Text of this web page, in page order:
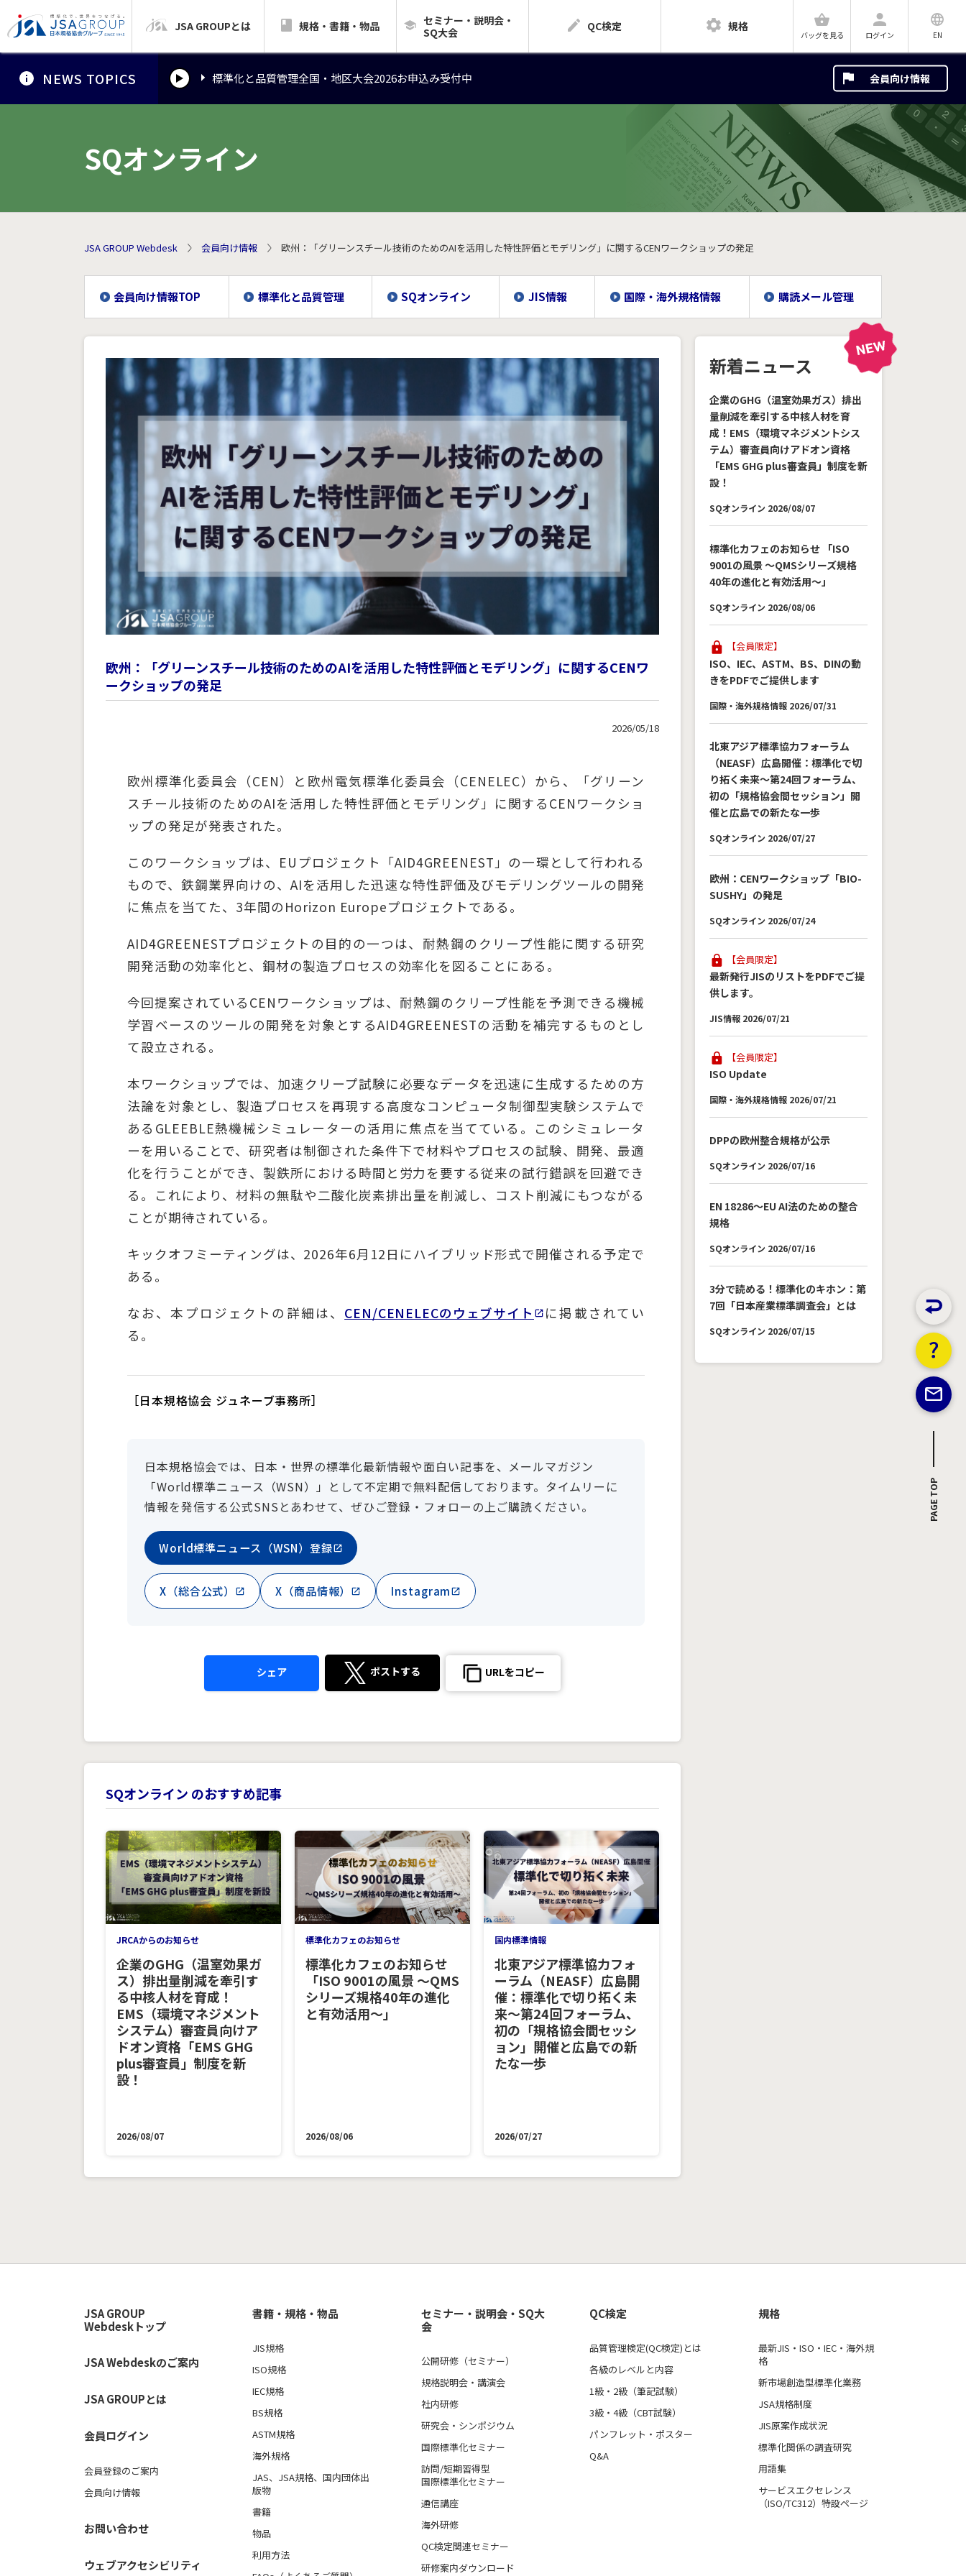
JSA GROUPとは 規格・書籍・物品
セミナー・説明会・
SQ大会
QC検定 規格
バッグを見る ログイン EN
NEWS TOPICS
標準化と品質管理全国・地区大会2026お申込み受付中
標準化と品質管理全国・地区大会2026お申込み受付中 会員向け情報
SQオンライン
JSA GROUP Webdesk 会員向け情報 欧州：「グリーンスチール技術のためのAIを活用した特性評価とモデリング」に関するCENワークショップの発足
会員向け情報TOP 標準化と品質管理 SQオンライン JIS情報 国際・海外規格情報 購読メール管理
欧州：「グリーンスチール技術のためのAIを活用した特性評価とモデリング」に関するCENワ
ークショップの発足
2026/05/18
欧州標準化委員会（CEN）と欧州電気標準化委員会（CENELEC）から、「グリーン
スチール技術のためのAIを活用した特性評価とモデリング」に関するCENワークショ
ップの発足が発表された。
このワークショップは、EUプロジェクト「AID4GREENEST」の一環として行われる
もので、鉄鋼業界向けの、AIを活用した迅速な特性評価及びモデリングツールの開発
に焦点を当てた、3年間のHorizon Europeプロジェクトである。
AID4GREENESTプロジェクトの目的の一つは、耐熱鋼のクリープ性能に関する研究
開発活動の効率化と、鋼材の製造プロセスの効率化を図ることにある。
今回提案されているCENワークショップは、耐熱鋼のクリープ性能を予測できる機械
学習ベースのツールの開発を対象とするAID4GREENESTの活動を補完するものとし
て設立される。
本ワークショップでは、加速クリープ試験に必要なデータを迅速に生成するための方
法論を対象とし、製造プロセスを再現する高度なコンピュータ制御型実験システムで
あるGLEEBLE熱機械シミュレーターの活用に焦点を当てている。このシミュレータ
ーを用いることで、研究者は制御された条件下で材料やプロセスの試験、開発、最適
化を行うことができ、製鉄所における時間と労力を要する従来の試行錯誤を回避でき
る。これにより、材料の無駄や二酸化炭素排出量を削減し、コスト削減にもつながる
ことが期待されている。
キックオフミーティングは、2026年6月12日にハイブリッド形式で開催される予定で
ある。
なお、本プロジェクトの詳細は、 CEN/CENELECのウェブサイト
に掲載されてい
る。
［日本規格協会 ジュネーブ事務所］
日本規格協会では、日本・世界の標準化最新情報や面白い記事を、メールマガジン
「World標準ニュース（WSN）」として不定期で無料配信しております。タイムリーに
情報を発信する公式SNSとあわせて、ぜひご登録・フォローの上ご購読ください。
World標準ニュース（WSN）登録
X（総合公式） X（商品情報） Instagram
シェア ポストする URLをコピー
SQオンライン のおすすめ記事
JRCAからのお知らせ
企業のGHG（温室効果ガ
ス）排出量削減を牽引す
る中核人材を育成！
EMS（環境マネジメント
システム）審査員向けア
ドオン資格「EMS GHG
plus審査員」制度を新
設！
2026/08/07
標準化カフェのお知らせ
標準化カフェのお知らせ
「ISO 9001の風景 ～QMS
シリーズ規格40年の進化
と有効活用～」
2026/08/06
国内標準情報
北東アジア標準協力フォ
ーラム（NEASF）広島開
催：標準化で切り拓く未
来～第24回フォーラム、
初の「規格協会間セッシ
ョン」開催と広島での新
たな一歩
2026/07/27
新着ニュース
企業のGHG（温室効果ガス）排出
量削減を牽引する中核人材を育
成！EMS（環境マネジメントシス
テム）審査員向けアドオン資格
「EMS GHG plus審査員」制度を新
設！
SQオンライン 2026/08/07
標準化カフェのお知らせ 「ISO
9001の風景 ～QMSシリーズ規格
40年の進化と有効活用～」
SQオンライン 2026/08/06
【会員限定】
ISO、IEC、ASTM、BS、DINの動
きをPDFでご提供します
国際・海外規格情報 2026/07/31
北東アジア標準協力フォーラム
（NEASF）広島開催：標準化で切
り拓く未来～第24回フォーラム、
初の「規格協会間セッション」開
催と広島での新たな一歩
SQオンライン 2026/07/27
欧州：CENワークショップ「BIO-
SUSHY」の発足
SQオンライン 2026/07/24
【会員限定】
最新発行JISのリストをPDFでご提
供します。
JIS情報 2026/07/21
【会員限定】
ISO Update
国際・海外規格情報 2026/07/21
DPPの欧州整合規格が公示
SQオンライン 2026/07/16
EN 18286～EU AI法のための整合
規格
SQオンライン 2026/07/16
3分で読める！標準化のキホン：第
7回「日本産業標準調査会」とは
SQオンライン 2026/07/15
JSA GROUP
Webdeskトップ
JSA Webdeskのご案内
JSA GROUPとは
会員ログイン
会員登録のご案内
会員向け情報
お問い合わせ
ウェブアクセシビリティ
書籍・規格・物品
JIS規格
ISO規格
IEC規格
BS規格
ASTM規格
海外規格
JAS、JSA規格、国内団体出
版物
書籍
物品
利用方法
セミナー・説明会・SQ大
会
公開研修（セミナー）
規格説明会・講演会
社内研修
研究会・シンポジウム
国際標準化セミナー
訪問/短期習得型
国際標準化セミナー
通信講座
海外研修
QC検定関連セミナー
研修案内ダウンロード
QC検定
品質管理検定(QC検定)とは
各級のレベルと内容
1級・2級（筆記試験）
3級・4級（CBT試験）
パンフレット・ポスター
Q&A
規格
最新JIS・ISO・IEC・海外規
格
新市場創造型標準化業務
JSA規格制度
JIS原案作成状況
標準化関係の調査研究
用語集
サービスエクセレンス
（ISO/TC312）特設ページ
PAGE TOP